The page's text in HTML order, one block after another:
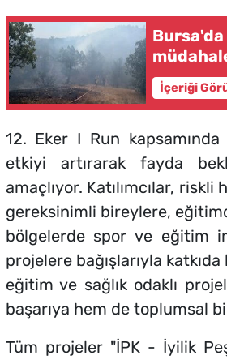
Bursa'da
İçeriği
12. Eker I Run kapsamında
etkiyi artırarak fayda
amaçlıyor. Katılımcılar,
gereksinimli bireylere,
bölgelerde spor ve eğitim
projelere bağışlarıyla
eğitim ve sağlık odaklı
başarıya hem de toplumsal
Tüm projeler "İPK - İyilik